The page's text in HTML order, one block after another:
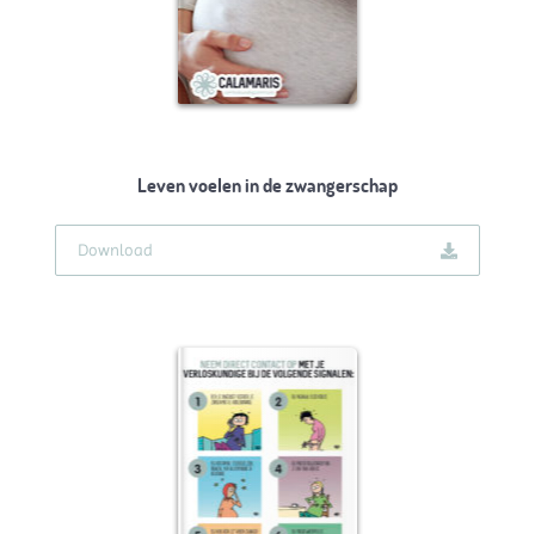
Leven voelen in de zwangerschap
Download